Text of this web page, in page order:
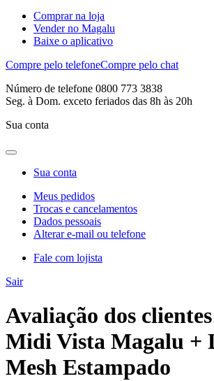
Comprar na loja
Vender no Magalu
Baixe o aplicativo
Compre pelo telefoneCompre pelo chat
Número de telefone 0800 773 3838
Seg. à Dom. exceto feriados das 8h às 20h
Sua conta
Sua conta
Meus pedidos
Trocas e cancelamentos
Dados pessoais
Alterar e-mail ou telefone
Fale com lojista
Sair
Avaliação dos
Midi Vista Magalu +
Mesh Estampado